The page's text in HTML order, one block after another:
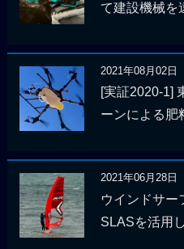
て建設機械を
2021年08月02日
[実証2020-1]
ーンによる肥
2021年06月28日
ウインドサー
SLASを活用